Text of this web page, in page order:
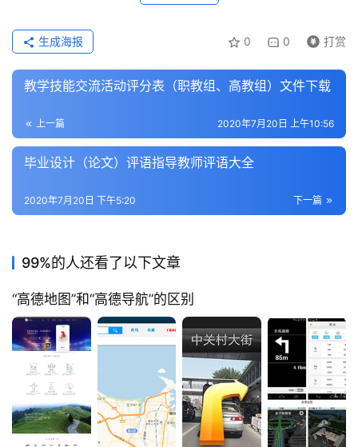
0 0 打赏
生成海报
教学技能交流活动评分表（职教组、高教组）文件下载
上一篇 2020年7月20日 上午10:56
毕业设计（论文）评语指导教师评语大全
下一篇
2020年7月20日 下午5:20
99%的人还看了以下文章
“高德地图”和“高德导航”的区别